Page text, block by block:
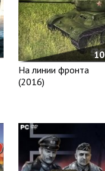
10
На линии фронта
(2016)